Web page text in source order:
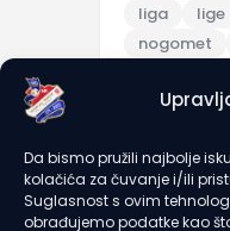
Da bismo pružili najbolje
kolačića za čuvanje i/ili
Suglasnost s ovim
obrađujemo podatke kao
liga
lige
nogomet
trening
utakmica